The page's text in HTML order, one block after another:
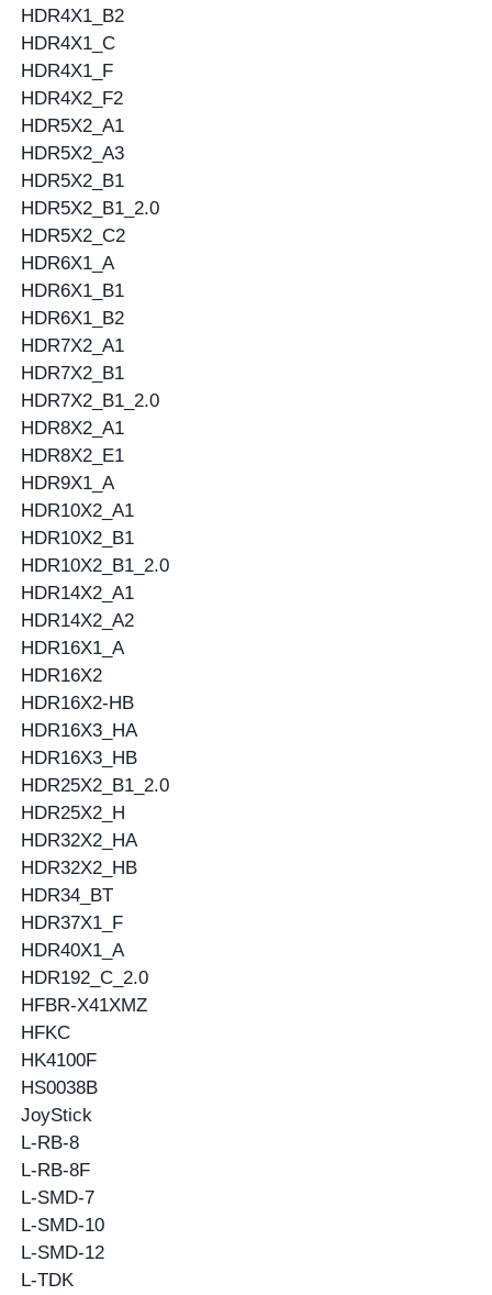
HDR4X1_B2
HDR4X1_C
HDR4X1_F
HDR4X2_F2
HDR5X2_A1
HDR5X2_A3
HDR5X2_B1
HDR5X2_B1_2.0
HDR5X2_C2
HDR6X1_A
HDR6X1_B1
HDR6X1_B2
HDR7X2_A1
HDR7X2_B1
HDR7X2_B1_2.0
HDR8X2_A1
HDR8X2_E1
HDR9X1_A
HDR10X2_A1
HDR10X2_B1
HDR10X2_B1_2.0
HDR14X2_A1
HDR14X2_A2
HDR16X1_A
HDR16X2
HDR16X2-HB
HDR16X3_HA
HDR16X3_HB
HDR25X2_B1_2.0
HDR25X2_H
HDR32X2_HA
HDR32X2_HB
HDR34_BT
HDR37X1_F
HDR40X1_A
HDR192_C_2.0
HFBR-X41XMZ
HFKC
HK4100F
HS0038B
JoyStick
L-RB-8
L-RB-8F
L-SMD-7
L-SMD-10
L-SMD-12
L-TDK